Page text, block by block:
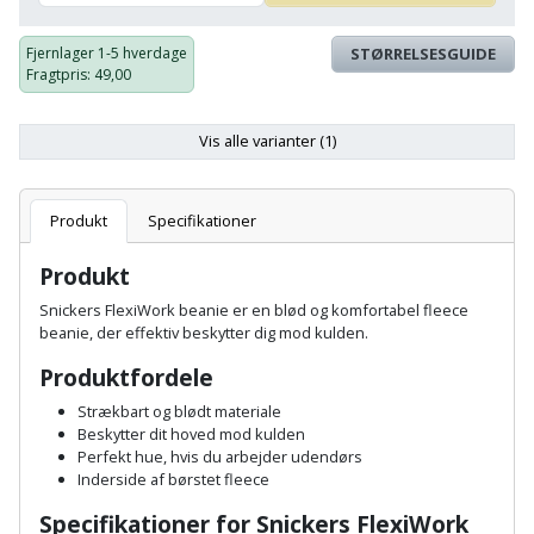
Fugtsikring
Garageport
Gips
Grundmursplader
Hardieplank
brædder
Hemsestige
Isolering
Komposit
Fugepistol
og
Gevindskærer
Gipsværktøj
Glasløfter
Glasskærer
Hæftepistol
hammer
Betonsliber
Bits
Bor
Bordrundsav
Bore-
og
skruemaskine
Borehammer
Boremaskinetilbehør
Motorenhed
Motorsav
og
kædesav
Motorsav
og
kædesav
tilbehør
Pælebor
Plæneklipper
Plæneklipper
tilbehør
Brænde
Brændeovn
Brugskunst
Camping
Damprengøring
Dørmåtte
Dørrist
Drivhus
og
afrensning
Spartelmasse
til
væg
Tape
Rør
og
fittings
Ventilation
Gaveideer
Aktiviteter
Fjernlager 1-5 hverdage
Fragtpris: 49,00
STØRRELSESGUIDE
Vis alle varianter (1)
Produkt Specifikationer
Produkt
Snickers FlexiWork beanie er en blød og komfortabel fleece
beanie, der effektiv beskytter dig mod kulden.
Produktfordele
Strækbart og blødt materiale
Beskytter dit hoved mod kulden
Perfekt hue, hvis du arbejder udendørs
Inderside af børstet fleece
Specifikationer for Snickers FlexiWork